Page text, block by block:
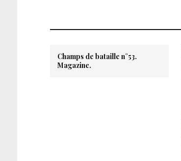
Champs de bataille n°53.
Magazine.